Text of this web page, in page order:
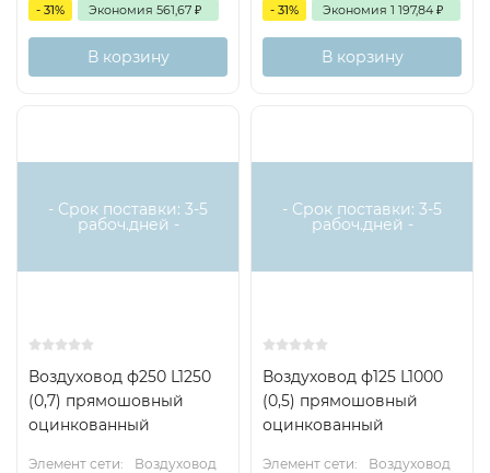
- 31% Экономия 561,67 ₽
В корзину
- 31% Экономия 1 197,84 ₽
В корзину
- Срок поставки: 3-5
рабоч.дней -
Воздуховод ф250 L1250
(0,7) прямошовный
оцинкованный
Элемент сети:
Воздуховод
- Срок поставки: 3-5
рабоч.дней -
Воздуховод ф125 L1000
(0,5) прямошовный
оцинкованный
Элемент сети:
Воздуховод